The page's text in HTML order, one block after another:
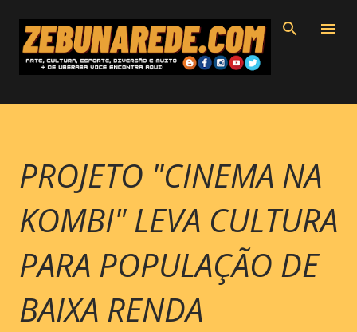
Pular para o conteúdo principal
PROJETO "CINEMA NA
KOMBI" LEVA CULTURA
PARA POPULAÇÃO DE
BAIXA RENDA